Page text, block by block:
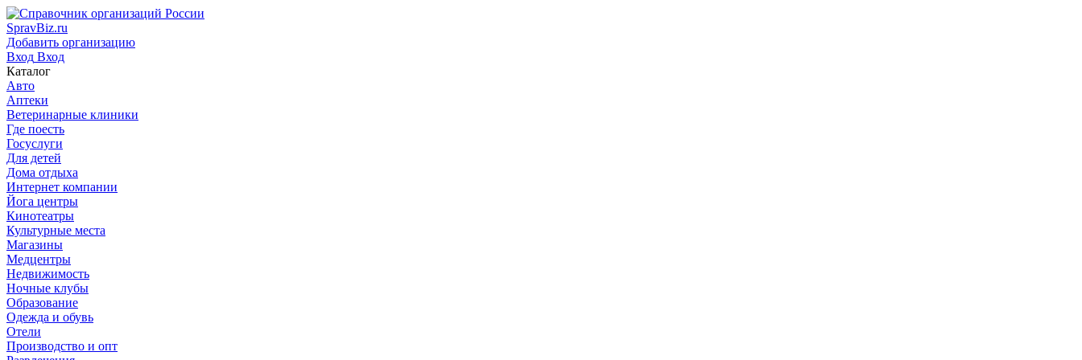
SpravBiz.ru
Добавить организацию
Вход Вход
Каталог
Авто
Аптеки
Ветеринарные клиники
Где поесть
Госуслуги
Для детей
Дома отдыха
Интернет компании
Йога центры
Кинотеатры
Культурные места
Магазины
Медцентры
Недвижимость
Ночные клубы
Образование
Одежда и обувь
Отели
Производство и опт